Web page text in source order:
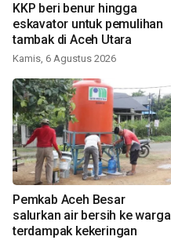
KKP beri benur hingga
eskavator untuk pemulihan
tambak di Aceh Utara
Kamis, 6 Agustus 2026
Pemkab Aceh Besar
salurkan air bersih ke warga
terdampak kekeringan